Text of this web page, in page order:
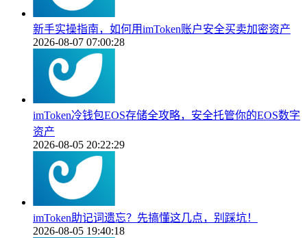
新手实操指南，如何用imToken账户安全买卖加密资产
2026-08-07 07:00:28
imToken冷钱包EOS存储全攻略，安全托管你的EOS数字
资产
2026-08-05 20:22:29
imToken助记词遗忘？先搞懂这几点，别踩坑！
2026-08-05 19:40:18